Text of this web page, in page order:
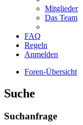
Mitglieder
Das Team
FAQ
Regeln
Anmelden
Foren-Übersicht
Suche
Suchanfrage